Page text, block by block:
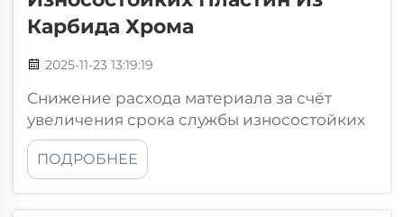
Карбида Хрома
2025-11-23 13:19:19
Снижение расхода материала за счёт
увеличения срока службы износостойких
пластин из карбида хрома. Высокая
износостойкость сводит к минимуму
необходимость замены. В условиях
ПОДРОБНЕЕ